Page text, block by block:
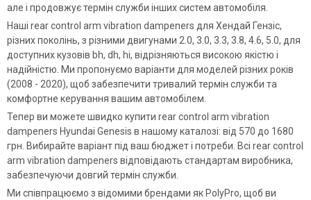
але і продовжує термін служби інших систем автомобіля.
Наші rear control arm vibration dampeners для Хендай Гензіс,
різних поколінь, з різними двигунами 2.0, 3.0, 3.3, 3.8, 4.6, 5.0, для
доступних кузовів bh, dh, hi, відрізняються високою якістю і
надійністю. Ми пропонуємо варіанти для моделей різних років
(2008 - 2020), щоб забезпечити тривалий термін служби та
комфортне керування вашим автомобілем.
Тепер ви можете швидко купити rear control arm vibration
dampeners Hyundai Genesis в нашому каталозі: від 570 до 1680
грн. Вибирайте варіант під ваш бюджет і потреби. Всі rear control
arm vibration dampeners відповідають стандартам виробника,
забезпечуючи довгий термін служби.
Ми співпрацюємо з відомими брендами як PolyPro, щоб ви